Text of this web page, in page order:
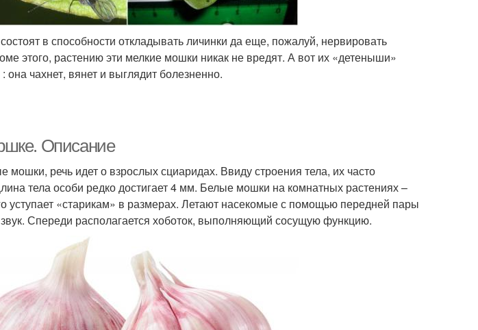
в способности откладывать личинки да еще, пожалуй, нервировать
этого, растению эти мелкие мошки никак не вредят. А вот их «детеныши»
чахнет, вянет и выглядит болезненно.
Описание
мошки, речь идет о взрослых сциаридах. Ввиду строения тела, их часто
тела особи редко достигает 4 мм. Белые мошки на комнатных растениях –
уступает «старикам» в размерах. Летают насекомые с помощью передней пары
Спереди располагается хоботок, выполняющий сосущую функцию.